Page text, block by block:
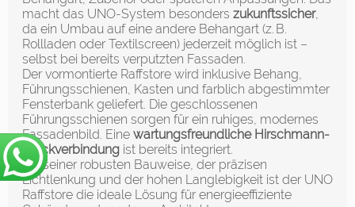
macht das UNO-System besonders zukunftssicher,
da ein Umbau auf eine andere Behangart (z. B.
Rollladen oder Textilscreen) jederzeit möglich ist –
selbst bei bereits verputzten Fassaden.
Der vormontierte Raffstore wird inklusive Behang,
Führungsschienen, Kasten und farblich abgestimmter
Fensterbank geliefert. Die geschlossenen
Führungsschienen sorgen für ein ruhiges, modernes
Fassadenbild. Eine wartungsfreundliche Hirschmann-
Steckverbindung ist bereits integriert.
Mit seiner robusten Bauweise, der präzisen
Lichtlenkung und der hohen Langlebigkeit ist der UNO
Raffstore die ideale Lösung für energieeffiziente